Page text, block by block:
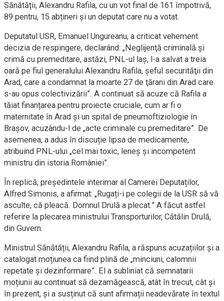
Sănătății, Alexandru Rafila, cu un vot final de 161 împotrivă,
89 pentru, 15 abțineri și un deputat care nu a votat.
Deputatul USR, Emanuel Ungureanu, a criticat vehement
decizia de respingere, declarând: „Neglijenţă criminală şi
crimă cu premeditare, astăzi, PNL-ul laş, l-a salvat a treia
oară pe fiul generalului Alexandru Rafila, şeful securităţii din
Arad, care a condamnat la moarte 27 de ţărani din Arad care
s-au opus colectivizării”. A continuat să acuze că Rafila a
tăiat finanțarea pentru proiecte cruciale, cum ar fi o
maternitate în Arad și un spital de pneumoftiziologie în
Brașov, acuzându-l de „acte criminale cu premeditare”. De
asemenea, a adus în discuție lipsa de medicamente,
atribuind PNL-ului „cel mai toxic, leneș și incompetent
ministru din istoria României”.
În replică, președintele interimar al Camerei Deputaților,
Alfred Simonis, a afirmat: „Rugați-i pe colegii de la USR să vă
asculte, că pleacă. Domnul Drulă a plecat.” A făcut astfel
referire la plecarea ministrului Transporturilor, Cătălin Drulă,
din Guvern.
Ministrul Sănătății, Alexandru Rafila, a răspuns acuzațiilor și a
catalogat moțiunea ca fiind plină de „minciuni, calomnii
repetate și dezinformare”. El a subliniat că semnatarii
moțiunii au continuat să dezamăgească, atât în trecut, cât și
în prezent, și a susținut că sunt afirmații neadevărate în textul